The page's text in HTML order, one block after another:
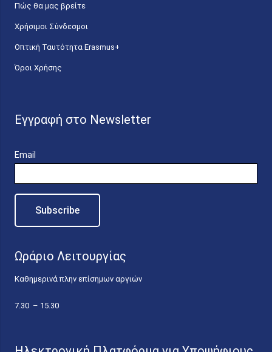
Πώς θα μας βρείτε
Χρήσιμοι Σύνδεσμοι
Οπτική Ταυτότητα Erasmus+
Όροι Χρήσης
Εγγραφή στο Newsletter
Email
Ωράριο Λειτουργίας
Καθημερινά πλην επίσημων αργιών
7.30 – 15.30